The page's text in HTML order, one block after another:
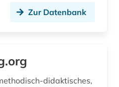
Zur Datenbank
didaktisches,